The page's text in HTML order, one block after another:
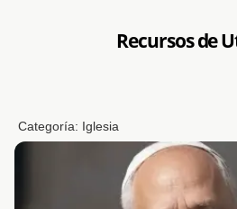
Recursos de
Categoría: Iglesia